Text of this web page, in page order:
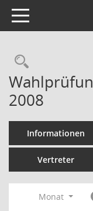
Toggle navigation
2008
Informationen
Vertreter
Monat